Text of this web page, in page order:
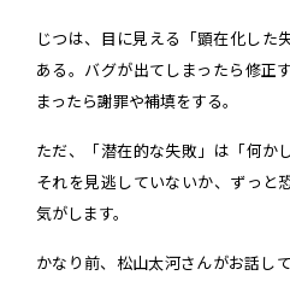
じつは、目に見える「顕在化した
ある。バグが出てしまったら修正
まったら謝罪や補填をする。
ただ、「潜在的な失敗」は「何か
それを見逃していないか、ずっと
気がします。
かなり前、松山太河さんがお話し